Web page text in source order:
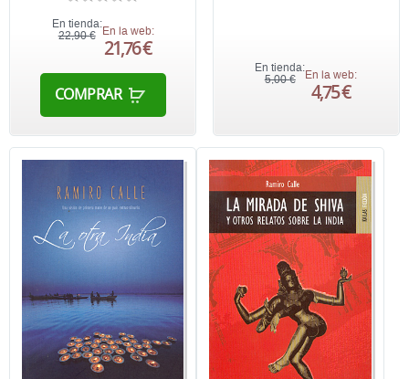
En tienda:
22,90 € En la web:
21,76 €
COMPRAR
En tienda:
5,00 €
En la web:
4,75 €